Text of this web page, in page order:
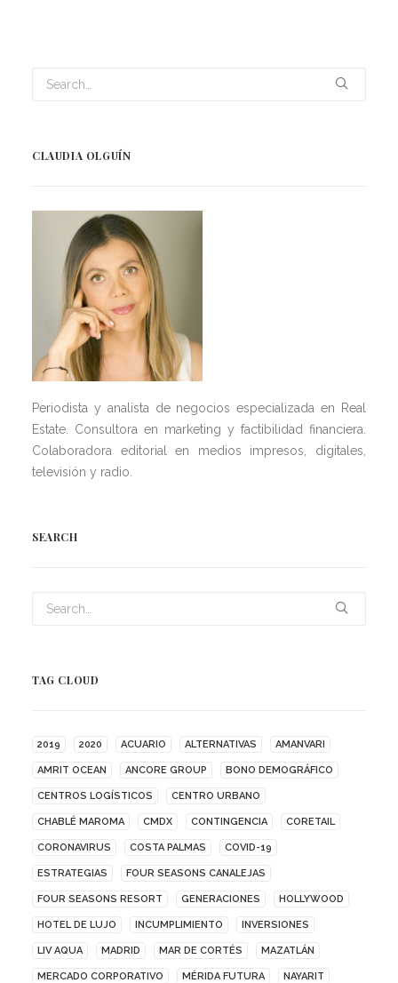
CLAUDIA OLGUÍN
Periodista y analista de negocios especializada en Real
Estate. Consultora en marketing y factibilidad financiera.
Colaboradora editorial en medios impresos, digitales,
televisión y radio.
SEARCH
TAG CLOUD
2019 2020 ACUARIO ALTERNATIVAS AMANVARI
AMRIT OCEAN ANCORE GROUP BONO DEMOGRÁFICO
CENTROS LOGÍSTICOS CENTRO URBANO
CHABLÉ MAROMA CMDX CONTINGENCIA CORETAIL
CORONAVIRUS COSTA PALMAS COVID-19
ESTRATEGIAS FOUR SEASONS CANALEJAS
FOUR SEASONS RESORT GENERACIONES HOLLYWOOD
HOTEL DE LUJO INCUMPLIMIENTO INVERSIONES
LIV AQUA MADRID MAR DE CORTÉS MAZATLÁN
MERCADO CORPORATIVO MÉRIDA FUTURA NAYARIT